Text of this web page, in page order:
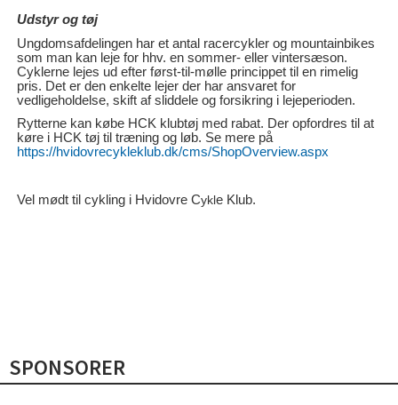
Udstyr og tøj
Ungdomsafdelingen har et antal racercykler og mountainbikes
som man kan leje for hhv. en sommer- eller vintersæson.
Cyklerne lejes ud efter først-til-mølle princippet til en rimelig
pris. Det er den enkelte lejer der har ansvaret for
vedligeholdelse, skift af sliddele og forsikring i lejeperioden.
Rytterne kan købe HCK klubtøj med rabat. Der opfordres til at
køre i HCK tøj til træning og løb. Se mere på
https://hvidovrecykleklub.dk/cms/ShopOverview.aspx
Vel mødt til cykling i Hvidovre Cykle Klub.
SPONSORER